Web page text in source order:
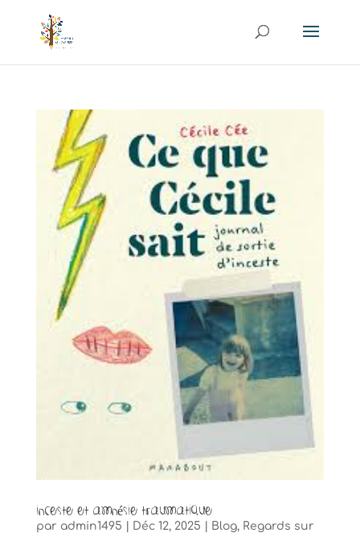
Inceste et amnésie traumatique
par admin1495 Déc 12, 2025 Blog, Regards sur